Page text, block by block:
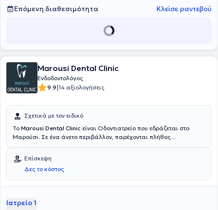
Επόμενη διαθεσιμότητα Κλείσε ραντεβού
Marousi Dental Clinic
Ενδοδοντολόγος
9.9|14 αξιολογήσεις
Σχετικά με τον ειδικό
To Marousi Dental Clinic είναι Οδοντιατρείο που εδράζεται στο
Μαρούσι. Σε ένα άνετο περιβάλλον, παρέχονται πλήθος
Ενδοδοντολόγους. Υιοθετούνται οι πλέον εξελιγμένες τεχνολογίες
και βασικό μέλημα είναι η εφαρμογή λύσεων απόλυτα
προσαρμοσμένων στις ανάγκες των ασθενών.
Επίσκεψη
Δες το κόστος
Ιατρείο 1